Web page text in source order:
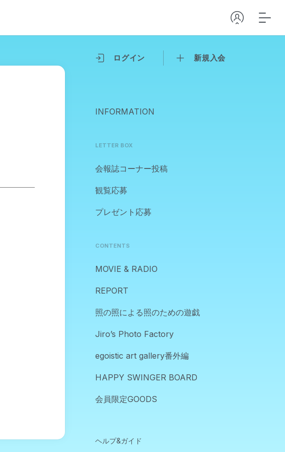
ログイン 新規入会
INFORMATION
LETTER BOX
会報誌コーナー投稿
観覧応募
プレゼント応募
CONTENTS
MOVIE & RADIO
REPORT
照の照による照のための遊戯
Jiro’s Photo Factory
egoistic art gallery番外編
HAPPY SWINGER BOARD
会員限定GOODS
ヘルプ&ガイド